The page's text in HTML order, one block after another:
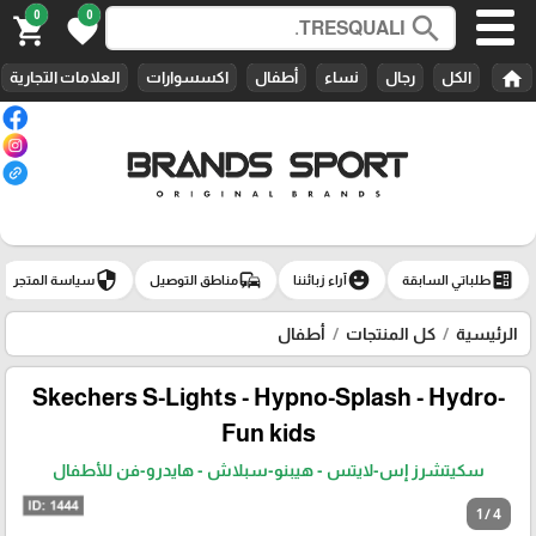
search
0
favorite
0
shopping_cart
home الكل رجال نساء أطفال اكسسوارات العلامات التجارية
ballotطلباتي السابقة emoji_emotionsآراء زبائننا commuteمناطق التوصيل securityسياسة المتجر
الرئيسية كل المنتجات أطفال
Skechers S-Lights - Hypno-Splash - Hydro-
Fun kids
سكيتشرز إس-لايتس - هيبنو-سبلاش - هايدرو-فن للأطفال
1 / 4